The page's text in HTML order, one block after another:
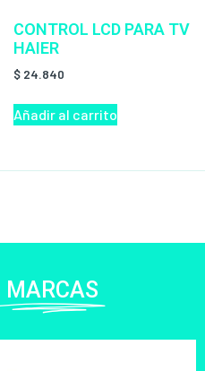
CONTROL LCD PARA TV
HAIER
$ 24.840
Añadir al carrito
MARCAS